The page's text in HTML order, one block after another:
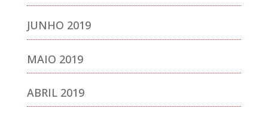
JUNHO 2019
MAIO 2019
ABRIL 2019